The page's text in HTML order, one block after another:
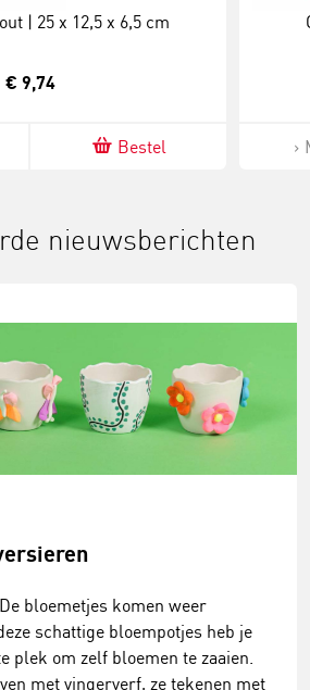
| 25 x 12,5 x 6,5 cm
€ 9,74
Bestel
nieuwsberichten
bloemetjes komen weer
schattige bloempotjes heb je
plek om zelf bloemen te zaaien.
met vingerverf, ze tekenen met